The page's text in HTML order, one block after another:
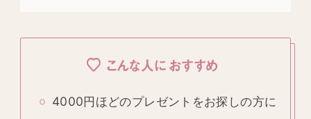
こんな人におすすめ
4000円ほどのプレゼントをお探しの方に